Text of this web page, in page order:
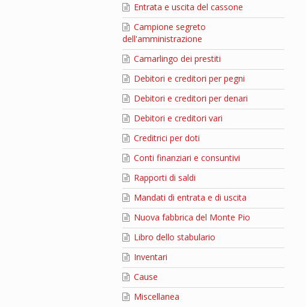
Entrata e uscita del cassone
Campione segreto
dell'amministrazione
Camarlingo dei prestiti
Debitori e creditori per pegni
Debitori e creditori per denari
Debitori e creditori vari
Creditrici per doti
Conti finanziari e consuntivi
Rapporti di saldi
Mandati di entrata e di uscita
Nuova fabbrica del Monte Pio
Libro dello stabulario
Inventari
Cause
Miscellanea